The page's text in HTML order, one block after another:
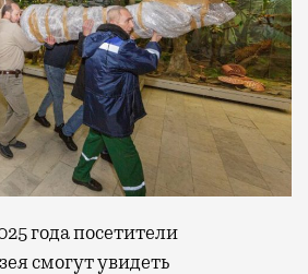
года посетители
смогут увидеть